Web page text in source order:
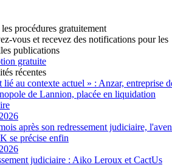
procédures gratuitement
vous et recevez des notifications pour les
publications
gratuite
récentes
lié au contexte actuel » : Anzar, entreprise
de Lannion, placée en liquidation
après son redressement judiciaire,
se précise enfin
judiciaire : Aiko Leroux et CactUs